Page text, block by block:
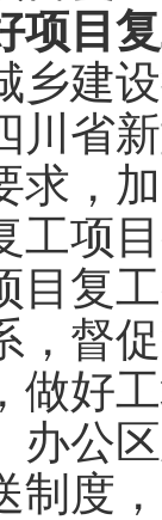
目复
乡建
川省
求，
工项
目复
，督
做好
办公
制度